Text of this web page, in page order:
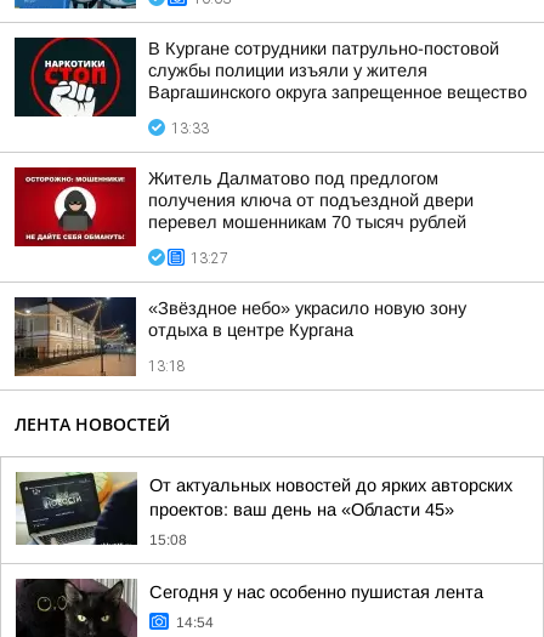
В Кургане сотрудники патрульно-постовой
службы полиции изъяли у жителя
Варгашинского округа запрещенное вещество
13:33
Житель Далматово под предлогом
получения ключа от подъездной двери
перевел мошенникам 70 тысяч рублей
13:27
«Звёздное небо» украсило новую зону
отдыха в центре Кургана
13:18
ЛЕНТА НОВОСТЕЙ
От актуальных новостей до ярких авторских
проектов: ваш день на «Области 45»
15:08
Сегодня у нас особенно пушистая лента
14:54